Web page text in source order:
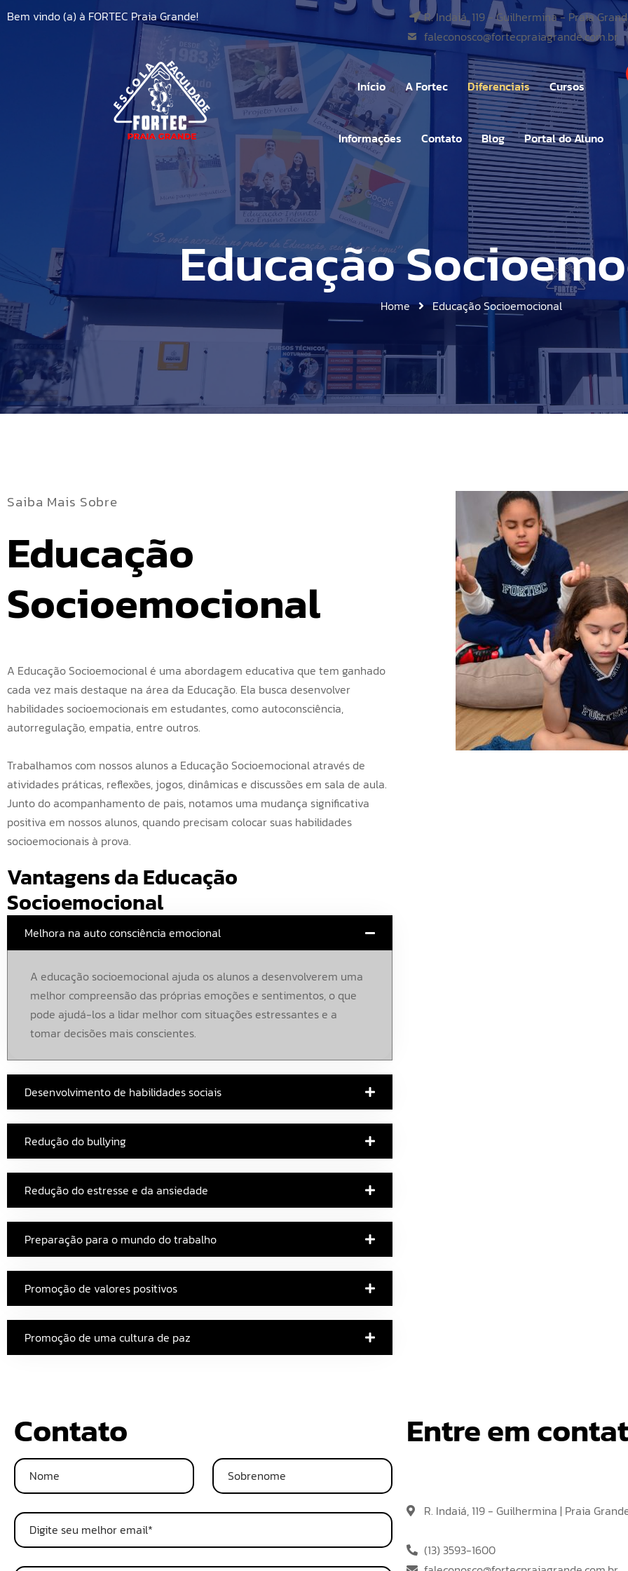
Bem vindo (a) à FORTEC Praia Grande!
R. Indaiá, 119 - Guilhermina - Praia
faleconosco@fortecpraiagrande.com.br
Início A Fortec
Nossa Estrutura
Regimento Escolar
Proposta Pedagógica Educação Infantil
Ensino
Ensino
Ensino Médio
Diferenciais
Acompanhamento
Psicopedagógico
ClipEscola
Educação
Socioemocional
Google For Education
Laboratório Maker
Modalidades
Orientação Educacional
Cursos
Ensino Básico
Educação Infantil
Ensino Fundamental I
Ensino Fundamental II
Ensino Médio
Médio Técnico
Administração
Comércio Exterior
Informática
Médio Técnico
Mecatrônica
Recursos Humanos
Informações
Manual do Aluno Educação Infantil
Fundamental I
Fundamental II
Ensino Médio
Bolsa de Estudos
Conveniados
Direitos e Obrigações |
LGPD
Lista de Material
FAQ
Contato Blog Portal do Aluno
Ensino Fundamental I
Ensino Fundamental II
Ensino Médio
Comércio Exterior
Informática
Mecatrônica
Recursos Humanos
Educação
Home Educação Socioemocional
Saiba Mais Sobre
Educação
Socioemocional
A Educação Socioemocional é uma abordagem educativa que tem ganhado
cada vez mais destaque na área da Educação. Ela busca desenvolver
habilidades socioemocionais em estudantes, como autoconsciência,
autorregulação, empatia, entre outros.
Trabalhamos com nossos alunos a Educação Socioemocional através de
atividades práticas, reflexões, jogos, dinâmicas e discussões em sala de aula.
Junto do acompanhamento de pais, notamos uma mudança significativa
positiva em nossos alunos, quando precisam colocar suas habilidades
socioemocionais à prova.
Vantagens da Educação
Socioemocional
Melhora na auto consciência emocional
A educação socioemocional ajuda os alunos a desenvolverem uma
melhor compreensão das próprias emoções e sentimentos, o que
pode ajudá-los a lidar melhor com situações estressantes e a
tomar decisões mais conscientes.
Desenvolvimento de habilidades sociais
Redução do bullying
Redução do estresse e da ansiedade
Preparação para o mundo do trabalho
Promoção de valores positivos
Promoção de uma cultura de paz
Contato Entre em
R. Indaiá, 119 - Guilhermina | Praia
(13) 3593-1600